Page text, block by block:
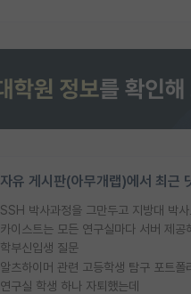
자유 게시판(아무개랩)에서 최근
카이스트는 모든 연구실마다 서버 제공
학부신입생 질문
알츠하이머 관련 고등학생 탐구 포트폴
연구실 학생 하나 자퇴했는데